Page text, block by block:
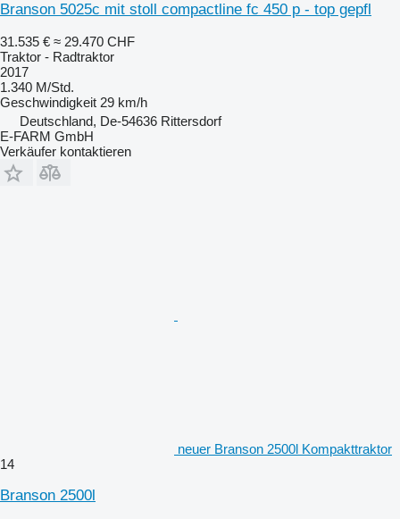
Branson 5025c mit stoll compactline fc 450 p - top gepfl
31.535 € ≈ 29.470 CHF
Traktor - Radtraktor
2017
1.340 M/Std.
Geschwindigkeit 29 km/h
Deutschland, De-54636 Rittersdorf
E-FARM GmbH
Verkäufer kontaktieren
neuer Branson 2500l Kompakttraktor
14
Branson 2500l